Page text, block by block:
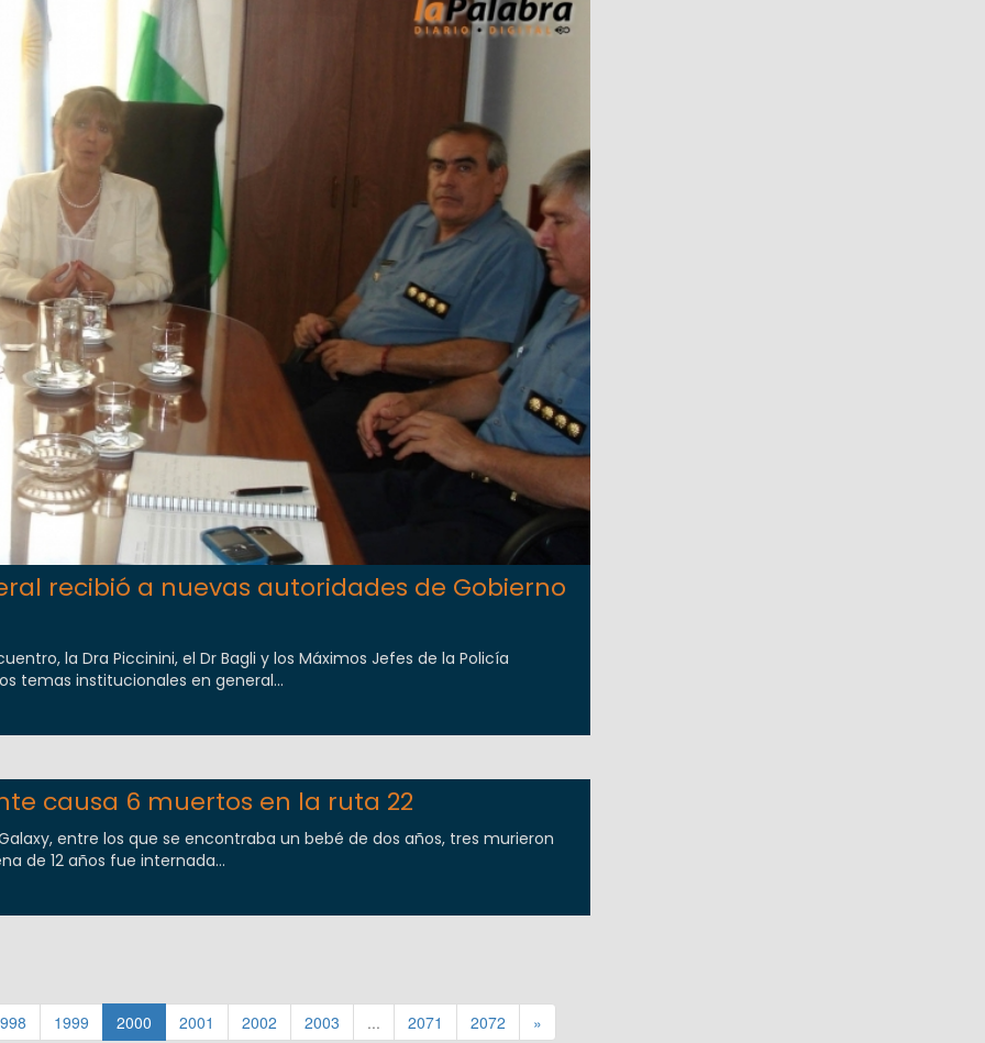
recibió a nuevas autoridades de Gobierno
la Dra Piccinini, el Dr Bagli y los Máximos Jefes de la Policía
temas institucionales en general...
causa 6 muertos en la ruta 22
entre los que se encontraba un bebé de dos años, tres murieron
de 12 años fue internada...
1999 2000 2001 2002 2003 ... 2071 2072 »